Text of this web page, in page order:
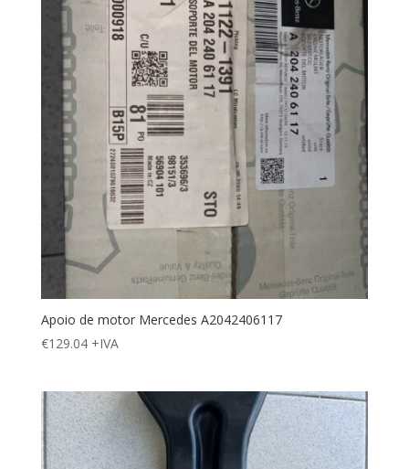
Apoio de motor Mercedes A2042406117
€129.04 +IVA